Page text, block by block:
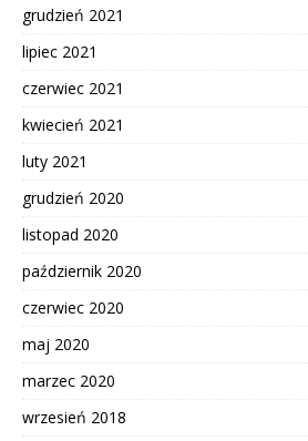
grudzień 2021
lipiec 2021
czerwiec 2021
kwiecień 2021
luty 2021
grudzień 2020
listopad 2020
październik 2020
czerwiec 2020
maj 2020
marzec 2020
wrzesień 2018